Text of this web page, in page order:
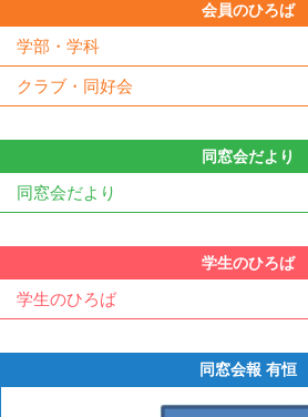
会員のひろば
学部・学科
クラブ・同好会
同窓会だより
同窓会だより
学生のひろば
学生のひろば
同窓会報 有恒